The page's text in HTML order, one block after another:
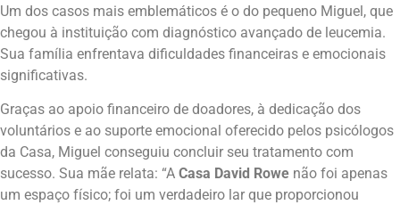
Um dos casos mais emblemáticos é o do pequeno Miguel, que
chegou à instituição com diagnóstico avançado de leucemia.
Sua família enfrentava dificuldades financeiras e emocionais
significativas.
Graças ao apoio financeiro de doadores, à dedicação dos
voluntários e ao suporte emocional oferecido pelos psicólogos
da Casa, Miguel conseguiu concluir seu tratamento com
sucesso. Sua mãe relata: “A Casa David Rowe não foi apenas
um espaço físico; foi um verdadeiro lar que proporcionou